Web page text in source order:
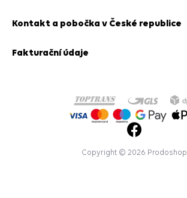
Kontakt a pobočka v České republice
Fakturační údaje
Copyright © 2026 Prodoshop